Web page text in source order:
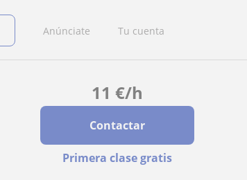
Anúnciate Tu cuenta
11 €/h
Contactar
Primera clase gratis